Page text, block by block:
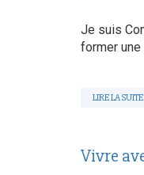
Je suis
former
LIRE LA SUITE
Vivre